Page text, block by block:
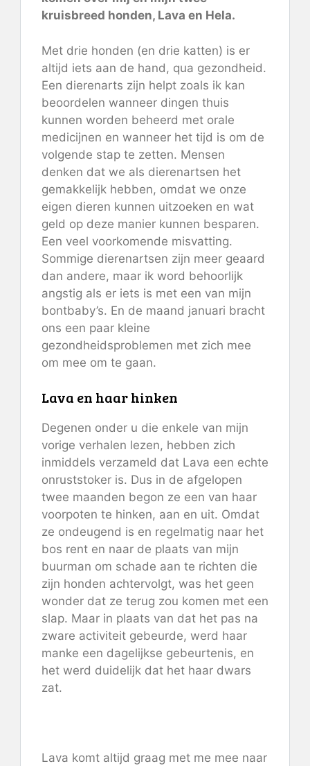
kruisbreed honden, Lava en Hela.
Met drie honden (en drie katten) is er
altijd iets aan de hand, qua gezondheid.
Een dierenarts zijn helpt zoals ik kan
beoordelen wanneer dingen thuis
kunnen worden beheerd met orale
medicijnen en wanneer het tijd is om de
volgende stap te zetten. Mensen
denken dat we als dierenartsen het
gemakkelijk hebben, omdat we onze
eigen dieren kunnen uitzoeken en wat
geld op deze manier kunnen besparen.
Een veel voorkomende misvatting.
Sommige dierenartsen zijn meer geaard
dan andere, maar ik word behoorlijk
angstig als er iets is met een van mijn
bontbaby’s. En de maand januari bracht
ons een paar kleine
gezondheidsproblemen met zich mee
om mee om te gaan.
Lava en haar hinken
Degenen onder u die enkele van mijn
vorige verhalen lezen, hebben zich
inmiddels verzameld dat Lava een echte
onruststoker is. Dus in de afgelopen
twee maanden begon ze een van haar
voorpoten te hinken, aan en uit. Omdat
ze ondeugend is en regelmatig naar het
bos rent en naar de plaats van mijn
buurman om schade aan te richten die
zijn honden achtervolgt, was het geen
wonder dat ze terug zou komen met een
slap. Maar in plaats van dat het pas na
zware activiteit gebeurde, werd haar
manke een dagelijkse gebeurtenis, en
het werd duidelijk dat het haar dwars
zat.
Lava komt altijd graag met me mee naar